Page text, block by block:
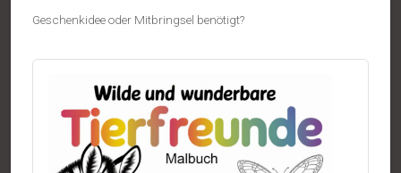
Geschenkidee oder Mitbringsel benötigt?